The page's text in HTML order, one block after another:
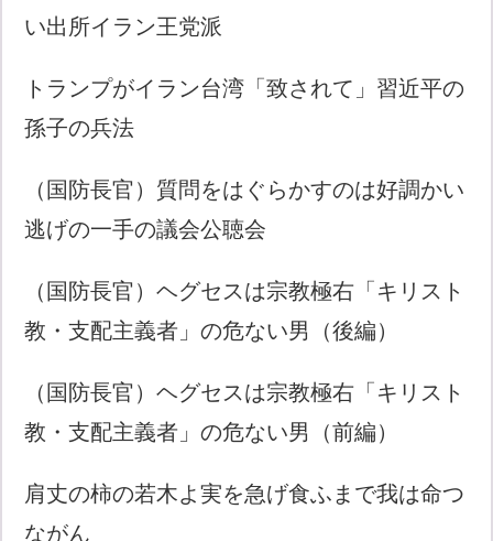
い出所イラン王党派
トランプがイラン台湾「致されて」習近平の
孫子の兵法
（国防長官）質問をはぐらかすのは好調かい
逃げの一手の議会公聴会
（国防長官）ヘグセスは宗教極右「キリスト
教・支配主義者」の危ない男（後編）
（国防長官）ヘグセスは宗教極右「キリスト
教・支配主義者」の危ない男（前編）
肩丈の柿の若木よ実を急げ食ふまで我は命つ
ながん